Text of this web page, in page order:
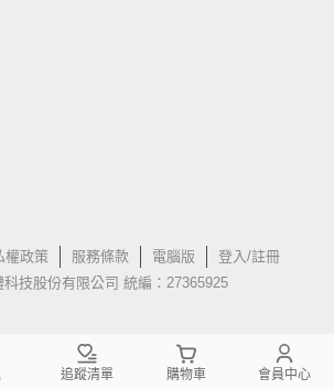
權政策 服務條款 電腦版
登入/註冊
科技股份有限公司 統編：27365925
追蹤清單 購物車 會員中心